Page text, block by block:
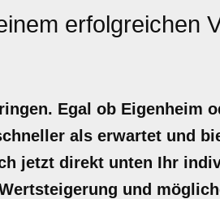
erfolgreichen
Egal ob Eigenheim
als erwartet und
jetzt direkt unten Ihr
und